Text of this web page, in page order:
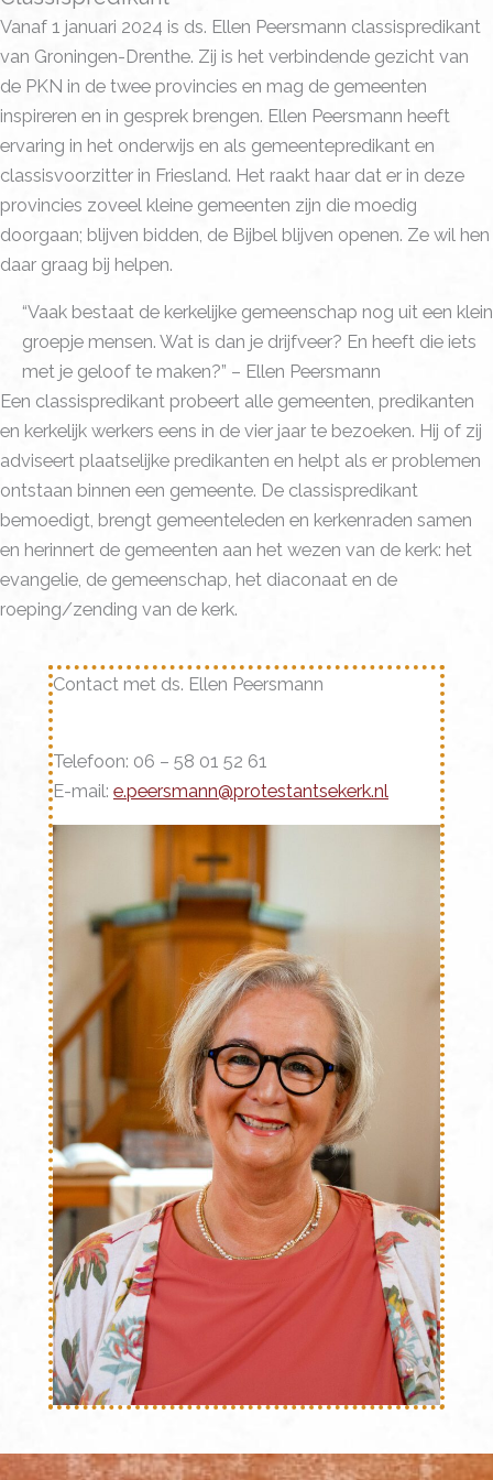
Vanaf 1 januari 2024 is ds. Ellen Peersmann classispredikant
van Groningen-Drenthe. Zij is het verbindende gezicht van
de PKN in de twee provincies en mag de gemeenten
inspireren en in gesprek brengen. Ellen Peersmann heeft
ervaring in het onderwijs en als gemeentepredikant en
classisvoorzitter in Friesland. Het raakt haar dat er in deze
provincies zoveel kleine gemeenten zijn die moedig
doorgaan; blijven bidden, de Bijbel blijven openen. Ze wil hen
daar graag bij helpen.
“Vaak bestaat de kerkelijke gemeenschap nog uit een klein
groepje mensen. Wat is dan je drijfveer? En heeft die iets
met je geloof te maken?” – Ellen Peersmann
Een classispredikant probeert alle gemeenten, predikanten
en kerkelijk werkers eens in de vier jaar te bezoeken. Hij of zij
adviseert plaatselijke predikanten en helpt als er problemen
ontstaan binnen een gemeente. De classispredikant
bemoedigt, brengt gemeenteleden en kerkenraden samen
en herinnert de gemeenten aan het wezen van de kerk: het
evangelie, de gemeenschap, het diaconaat en de
roeping/zending van de kerk.
Contact met ds. Ellen Peersmann
Telefoon: 06 – 58 01 52 61
E-mail: e.peersmann@protestantsekerk.nl